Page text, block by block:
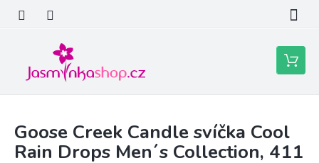
obsah
Nákupní
košík
Goose Creek Candle svíčka Cool
Rain Drops Men´s Collection, 411